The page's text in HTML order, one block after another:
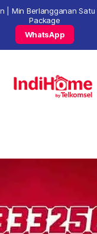
| Min Berlangganan Satu
Package
WhatsApp